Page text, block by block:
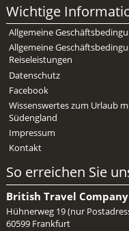
Wichtige
Allgemeine
Allgemeine
Reiseleistungen
Datenschutz
Facebook
Wissenswertes zum Urlaub
Südengland
Impressum
Kontakt
So erreichen Sie
British Travel Company
Hühnerweg 19 (nur
60599 Frankfurt